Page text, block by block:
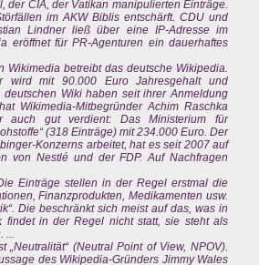
der CIA, der Vatikan manipulierten Einträge.
im AKW Biblis entschärft. CDU und
Lindner ließ über eine IP-Adresse im
eröffnet für PR-Agenturen ein dauerhaftes
Wikimedia betreibt das deutsche Wikipedia.
wird mit 90.000 Euro Jahresgehalt und
Wiki haben seit ihrer Anmeldung
Wikimedia-Mitbegründer Achim Raschka
auch gut verdient: Das Ministerium für
(318 Einträge) mit 234.000 Euro. Der
Konzerns arbeitet, hat es seit 2007 auf
von Nestlé und der FDP. Auf Nachfragen
Einträge stellen in der Regel erstmal die
Finanzprodukten, Medikamenten usw.
Die beschränkt sich meist auf das, was in
findet in der Regel nicht statt, sie steht als
...
(Neutral Point of View, NPOV).
des Wikipedia-Gründers Jimmy Wales